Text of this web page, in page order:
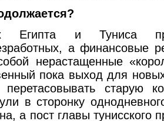
Египта и Туниса
а финансовые
нерастащенные
пока выход для
перетасовывать старую
в сторонку
а пост главы тунисского